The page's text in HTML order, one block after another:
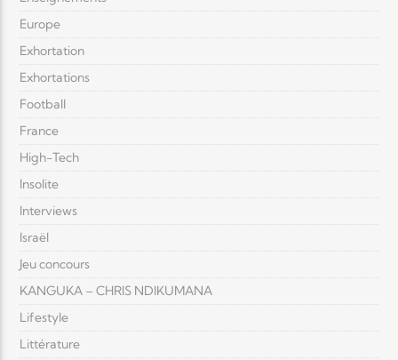
Europe
Exhortation
Exhortations
Football
France
High-Tech
Insolite
Interviews
Israël
Jeu concours
KANGUKA – CHRIS NDIKUMANA
Lifestyle
Littérature